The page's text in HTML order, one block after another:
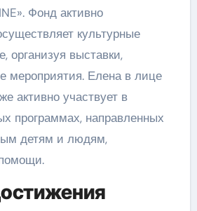
Фонд активно
культурные
организуя выставки,
мероприятия. Елена в лице
активно участвует в
программах, направленных
детям и людям,